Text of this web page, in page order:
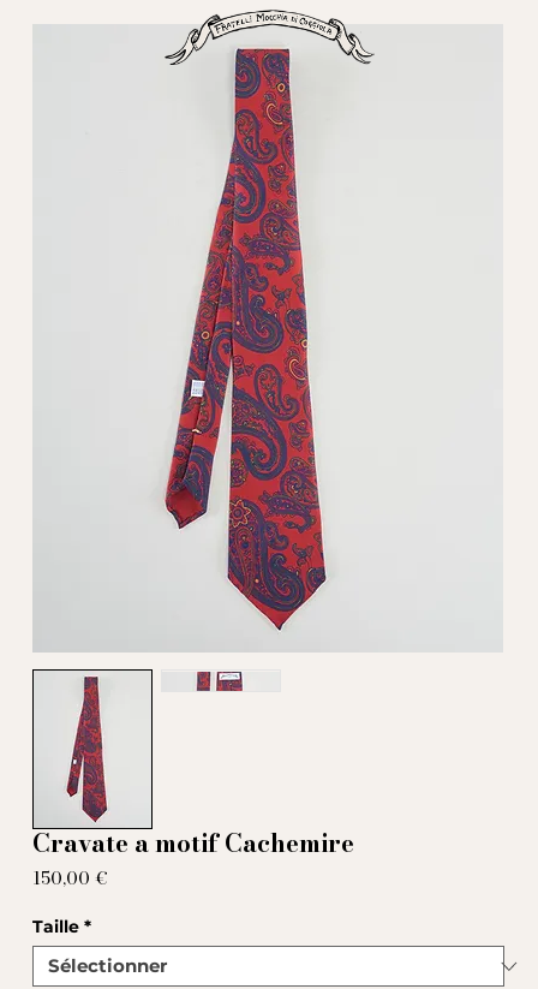
Cravate a motif Cachemire
150,00 €
Taille *